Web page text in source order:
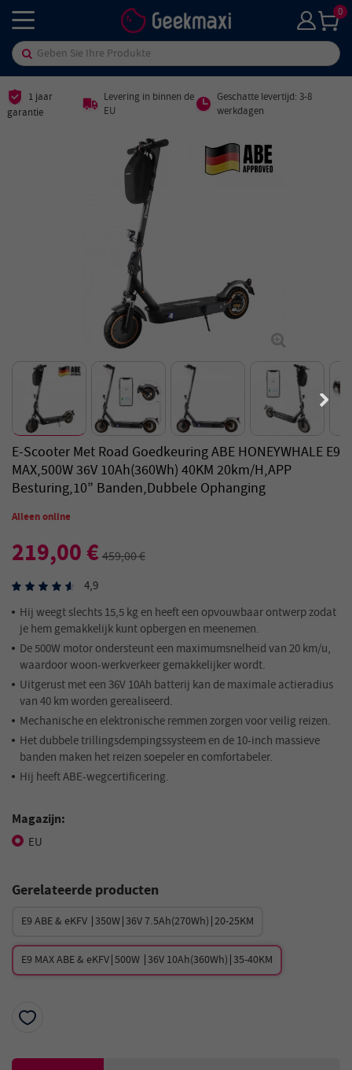
0
1 jaar
garantie
Levering in binnen de
EU
Geschatte levertijd: 3-8
werkdagen
E-Scooter Met Road Goedkeuring ABE HONEYWHALE E9
MAX,500W 36V 10Ah(360Wh) 40KM 20km/h,APP
Besturing,10” Banden,Dubbele Ophanging
Alleen online
219,00 €459,00 €
4,9
Hij weegt slechts 15,5 kg en heeft een opvouwbaar ontwerp zodat
je hem gemakkelijk kunt opbergen en meenemen.
De 500W motor ondersteunt een maximumsnelheid van 20 km/u,
waardoor woon-werkverkeer gemakkelijker wordt.
Uitgerust met een 36V 10Ah batterij kan de maximale actieradius
van 40 km worden gerealiseerd.
Mechanische en elektronische remmen zorgen voor veilig reizen.
Het dubbele trillingsdempingssysteem en de 10-inch massieve
banden maken het reizen soepeler en comfortabeler.
Hij heeft ABE-wegcertificering.
Magazijn:
EU
Gerelateerde producten
E9 ABE & eKFV ∣350W∣36V 7.5Ah(270Wh)∣20-25KM
E9 MAX ABE & eKFV∣500W ∣36V 10Ah(360Wh)∣35-40KM